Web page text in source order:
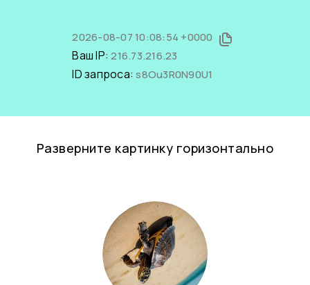
2026-08-07 10:08:54 +0000
Ваш IP:216.73.216.23
ID запроса:s8Ou3R0N90U1
Разверните картинку горизонтально